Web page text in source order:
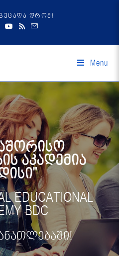
დრომ!
Menu
აკადემია
EDUCATIONAL
BDC